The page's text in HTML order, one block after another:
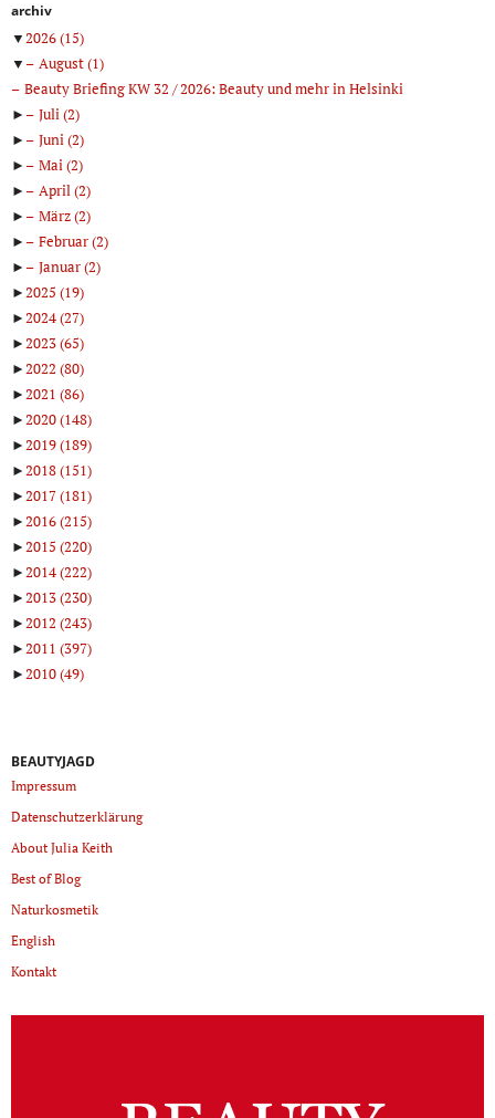
archiv
▼2026(15)
▼
August(1)
Beauty Briefing KW 32 / 2026: Beauty und mehr in Helsinki
►
Juli(2)
►
Juni(2)
►
Mai(2)
►
April(2)
►
März(2)
►
Februar(2)
►
Januar(2)
►2025 (19)
►2024(27)
►2023(65)
►2022 (80)
►2021 (86)
►2020(148)
►2019(189)
►2018(151)
►2017(181)
►2016(215)
►2015 (220)
►2014(222)
►2013(230)
►2012 (243)
►2011 (397)
►2010(49)
BEAUTYJAGD
Impressum
Datenschutzerklärung
About Julia Keith
Best of Blog
Naturkosmetik
English
Kontakt